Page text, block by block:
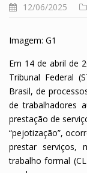
12/06/2025
Imagem: G1
Em 14 de abril de
Tribunal Federal
Brasil, de
de trabalhadores
prestação de
“pejotização”,
prestar
trabalho formal